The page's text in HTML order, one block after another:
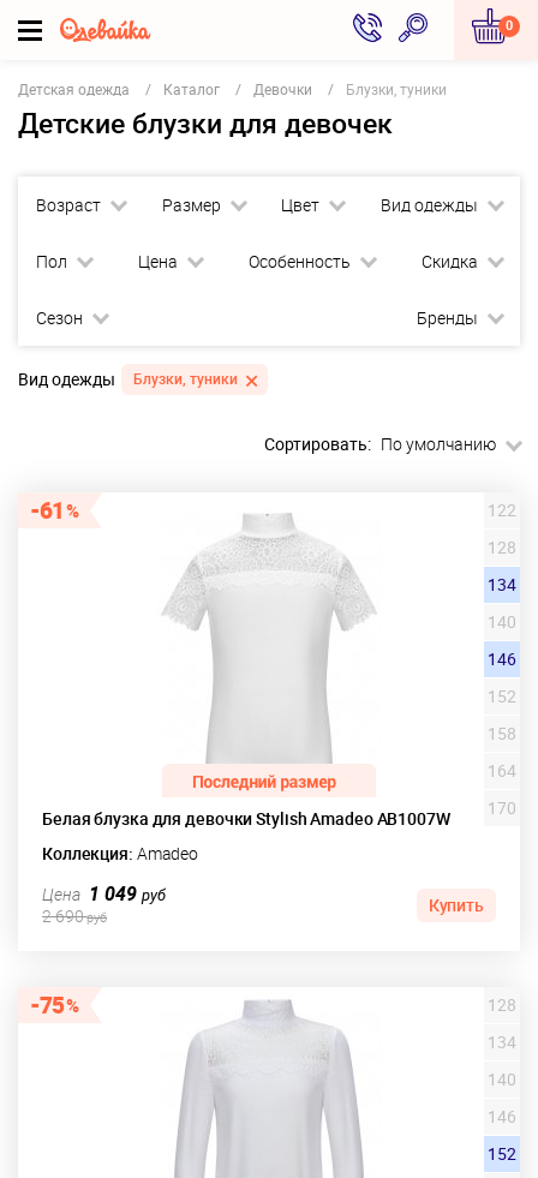
0
Детская одежда Каталог Девочки Блузки, туники
Детские блузки для девочек
Возраст Размер Цвет Вид одежды
Пол Цена Особенность Скидка
Сезон Бренды
Вид одежды Блузки, туники
Сортировать: По умолчанию
61
Белая блузка для девочки Stylish Amadeo AB1007W
Коллекция: Amadeo
122
128
134
140
146
152
158
164
170
Цена 1 049 руб
2 690руб
Купить
75
128
134
140
146
152